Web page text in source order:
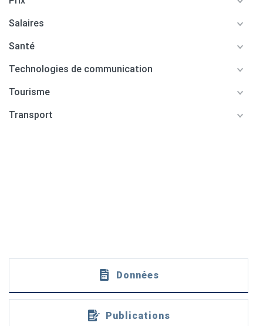
Salaires
Santé
Technologies de communication
Tourisme
Transport
Données
Publications